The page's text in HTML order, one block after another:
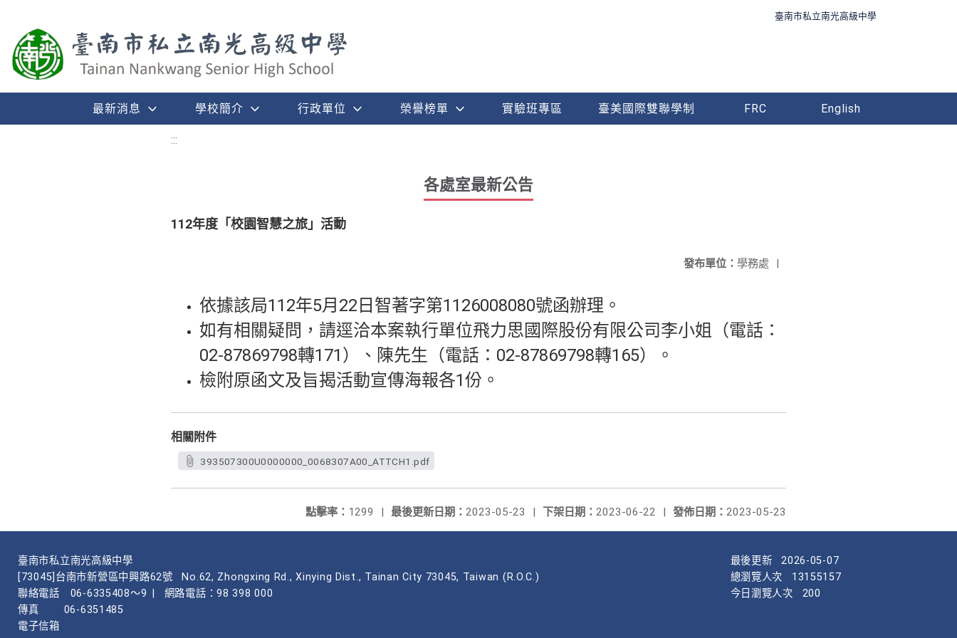
臺南市私立南光高級中學
最新消息 學校簡介 行政單位 榮譽榜單 實驗班專區 臺美國際雙聯學制 FRC English
:::
各處室最新公告
112年度「校園智慧之旅」活動
發布單位： 學務處 |
依據該局112年5月22日智著字第1126008080號函辦理。
如有相關疑問，請逕洽本案執行單位飛力思國際股份有限公司李小姐（電話：
02-87869798轉171）、陳先生（電話：02-87869798轉165）。
檢附原函文及旨揭活動宣傳海報各1份。
相關附件
393507300U0000000_0068307A00_ATTCH1.pdf
發佈日期： 2023-05-23
下架日期： 2023-06-22 |
最後更新日期： 2023-05-23 |
點擊率： 1299 |
臺南市私立南光高級中學
[73045]台南市新營區中興路62號
No.62, Zhongxing Rd., Xinying Dist., Tainan City 73045, Taiwan (R.O.C.)
聯絡電話
06-6335408～9
網路電話：98 398 000
傳真
06-6351485
電子信箱
最後更新
2026-05-07
總瀏覽人次
13155157
今日瀏覽人次
200